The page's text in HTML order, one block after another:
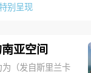
别呈现
亚空间
（发自斯里兰卡